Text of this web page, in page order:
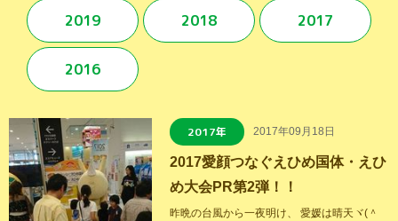
2019 2018 2017
2016
2017年 2017年09月18日
2017愛顔つなぐえひめ国体・えひ
め大会PR第2弾！！
昨晩の台風から一夜明け、 愛媛は晴天ヾ(＾